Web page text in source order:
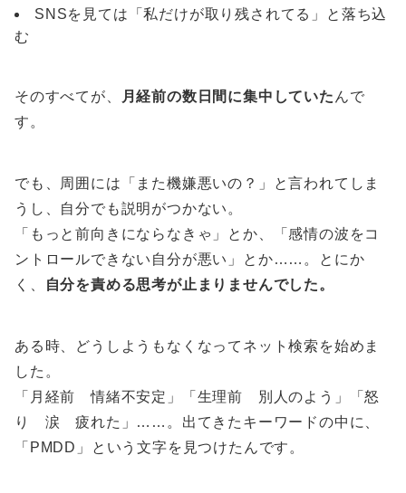
SNSを見ては「私だけが取り残されてる」と落ち込
む
そのすべてが、 月経前の数日間に集中していた んで
す。
でも、周囲には「また機嫌悪いの？」と言われてしま
うし、自分でも説明がつかない。
「もっと前向きにならなきゃ」とか、「感情の波をコ
ントロールできない自分が悪い」とか……。とにか
く、
自分を責める思考が止まりませんでした。
ある時、どうしようもなくなってネット検索を始めま
した。
「月経前 情緒不安定」「生理前 別人のよう」「怒
り 涙 疲れた」……。出てきたキーワードの中に、
「PMDD」という文字を見つけたんです。